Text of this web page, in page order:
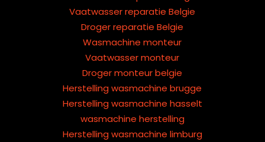
Vaatwasser reparatie Belgie
Droger reparatie Belgie
Wasmachine monteur
Vaatwasser monteur
Droger monteur belgie
Herstelling wasmachine brugge
Herstelling wasmachine hasselt
wasmachine herstelling
Herstelling wasmachine limburg